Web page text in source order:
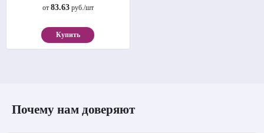
от 83.63руб./шт
Купить
Почему нам доверяют